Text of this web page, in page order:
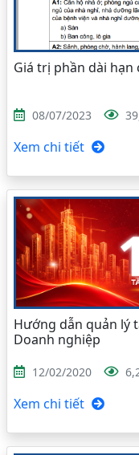
Giá trị phần dài hạn
08/07/2023
Xem chi tiết
Hướng dẫn quản lý
Doanh nghiệp
12/02/2020
Xem chi tiết